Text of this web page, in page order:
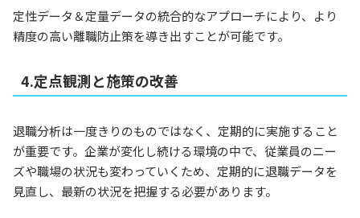
定性データ＆定量データの統合的なアプローチにより、より
精度の高い離職防止策を導き出すことが可能です。
4.定点観測と施策の改善
退職分析は一度きりのものではなく、定期的に実施すること
が重要です。企業が変化し続ける環境の中で、従業員のニー
ズや職場の状況も変わっていくため、定期的に退職データを
見直し、最新の状況を把握する必要があります。